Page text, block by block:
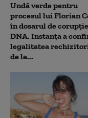
Undă verde pentru
procesul lui Florian
în dosarul de
DNA. Instanța a
legalitatea
de la...